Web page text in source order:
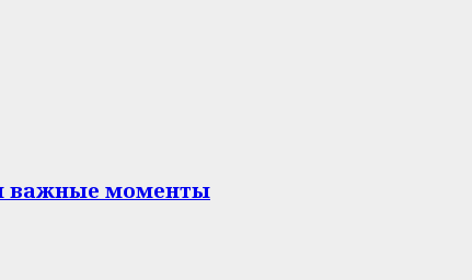
важные моменты